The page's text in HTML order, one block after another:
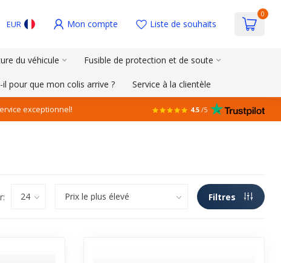
EUR Mon compte Liste de souhaits
0
du véhicule Fusible de protection et de soute
pour que mon colis arrive ? Service à la clientèle
exceptionnel! 4.5 /5
Filtres